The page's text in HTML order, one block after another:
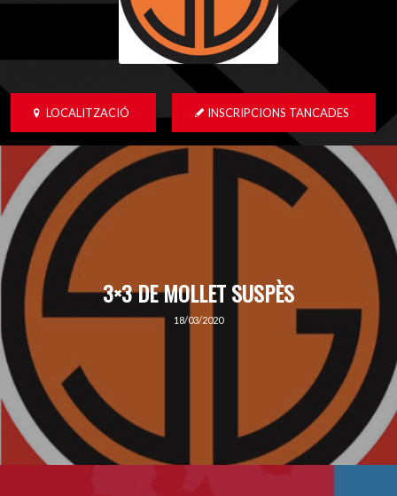
LOCALITZACIÓ INSCRIPCIONS TANCADES
3×3 DE MOLLET SUSPÈS
18/03/2020